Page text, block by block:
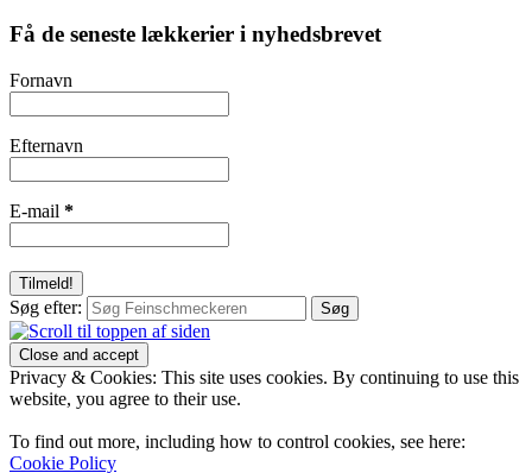
Få de seneste lækkerier i nyhedsbrevet
Fornavn
Efternavn
E-mail *
Søg efter:
Privacy & Cookies: This site uses cookies. By continuing to use this
website, you agree to their use.
To find out more, including how to control cookies, see here:
Cookie Policy